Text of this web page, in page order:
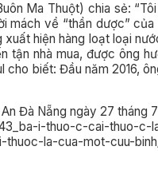
Ma Thuột) chia sẻ:
mách về “thần dược”
hiện hàng loạt loại
tận nhà mua, được ông
cho biết: Đầu năm 2016,
Đà Nẵng ngày 27 tháng
i-thuo-c-cai-thuo-
la-cua-mot-cuu-